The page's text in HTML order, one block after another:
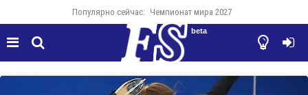
Популярно сейчас: Чемпионат мира 2027
  

beta